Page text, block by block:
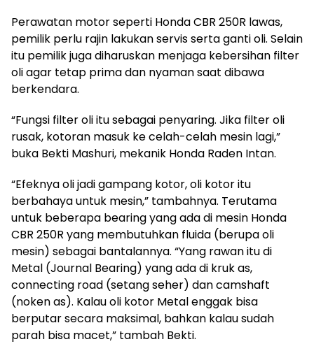
Perawatan motor seperti Honda CBR 250R lawas,
pemilik perlu rajin lakukan servis serta ganti oli. Selain
itu pemilik juga diharuskan menjaga kebersihan filter
oli agar tetap prima dan nyaman saat dibawa
berkendara.
“Fungsi filter oli itu sebagai penyaring. Jika filter oli
rusak, kotoran masuk ke celah-celah mesin lagi,”
buka Bekti Mashuri, mekanik Honda Raden Intan.
“Efeknya oli jadi gampang kotor, oli kotor itu
berbahaya untuk mesin,” tambahnya. Terutama
untuk beberapa bearing yang ada di mesin Honda
CBR 250R yang membutuhkan fluida (berupa oli
mesin) sebagai bantalannya. “Yang rawan itu di
Metal (Journal Bearing) yang ada di kruk as,
connecting road (setang seher) dan camshaft
(noken as). Kalau oli kotor Metal enggak bisa
berputar secara maksimal, bahkan kalau sudah
parah bisa macet,” tambah Bekti.